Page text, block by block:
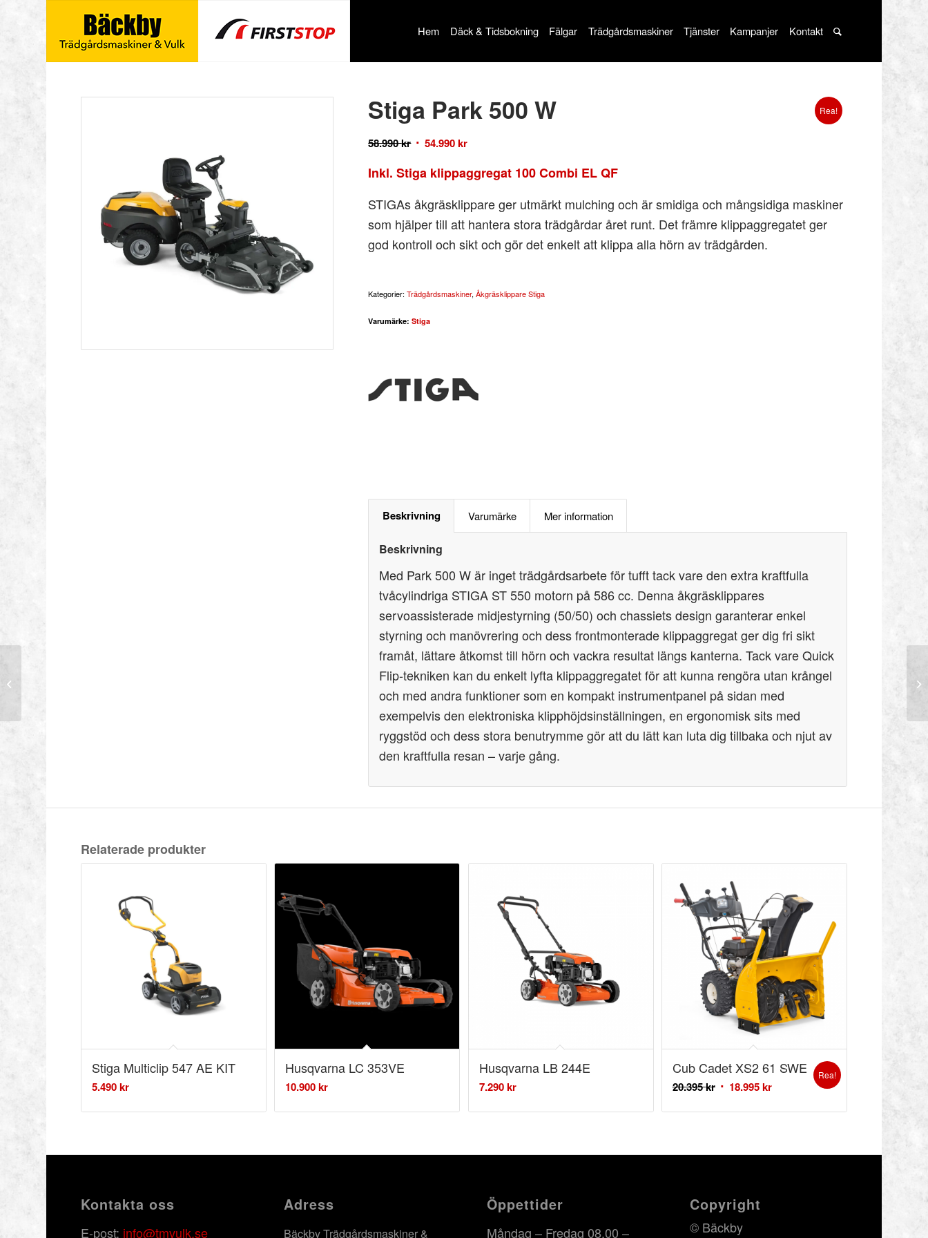
Hem Däck & Tidsbokning Fälgar Trädgårdsmaskiner Tjänster Kampanjer Kontakt
Rea!
Stiga Park 500 W
58.990kr 54.990kr
Inkl. Stiga klippaggregat 100 Combi EL QF
STIGAs åkgräsklippare ger utmärkt mulching och är smidiga och mångsidiga maskiner
som hjälper till att hantera stora trädgårdar året runt. Det främre klippaggregatet ger
god kontroll och sikt och gör det enkelt att klippa alla hörn av trädgården.
Kategorier:Trädgårdsmaskiner,Åkgräsklippare Stiga
Varumärke:Stiga
Beskrivning Varumärke Mer information
Beskrivning
Med Park 500 W är inget trädgårdsarbete för tufft tack vare den extra kraftfulla
tvåcylindriga STIGA ST 550 motorn på 586 cc. Denna åkgräsklippares
servoassisterade midjestyrning (50/50) och chassiets design garanterar enkel
styrning och manövrering och dess frontmonterade klippaggregat ger dig fri sikt
framåt, lättare åtkomst till hörn och vackra resultat längs kanterna. Tack vare Quick
Flip-tekniken kan du enkelt lyfta klippaggregatet för att kunna rengöra utan krångel
och med andra funktioner som en kompakt instrumentpanel på sidan med
exempelvis den elektroniska klipphöjdsinställningen, en ergonomisk sits med
ryggstöd och dess stora benutrymme gör att du lätt kan luta dig tillbaka och njut av
den kraftfulla resan – varje gång.
Relaterade produkter
Stiga Multiclip 547 AE KIT
5.490kr
Husqvarna LC 353VE
10.900kr
Husqvarna LB 244E
7.290kr
Cub Cadet XS2 61 SWE
20.395kr 18.995kr
Rea!
Kontakta oss
E-post: info@tmvulk.se
Adress
Bäckby Trädgårdsmaskiner &
Öppettider
Måndag – Fredag 08.00 –
Copyright
© Bäckby